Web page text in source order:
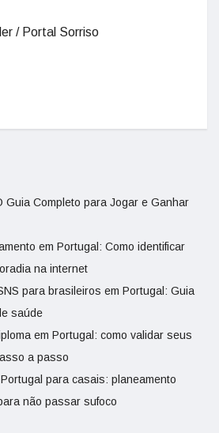
/ Portal Sorriso
Guia Completo para Jogar e Ganhar
em Portugal: Como identificar
na internet
para brasileiros em Portugal: Guia
saúde
em Portugal: como validar seus
a passo
para casais: planeamento
não passar sufoco